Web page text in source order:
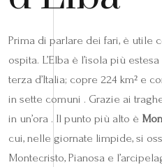
Prima di parlare dei fari, è utile
ospita. L’Elba è l’isola più estesa
terza d’Italia; copre 224 km² e
in sette comuni . Grazie ai
in un’ora . Il punto più alto è
cui, nelle giornate limpide, si
Montecristo, Pianosa e